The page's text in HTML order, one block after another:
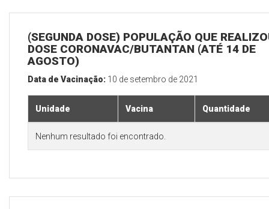
(SEGUNDA DOSE) POPULAÇÃO QUE
DOSE CORONAVAC/BUTANTAN (ATÉ 14 DE
AGOSTO)
Data de Vacinação: 10 de setembro de 2021
Unidade Vacina Quantidade
Nenhum resultado foi encontrado.